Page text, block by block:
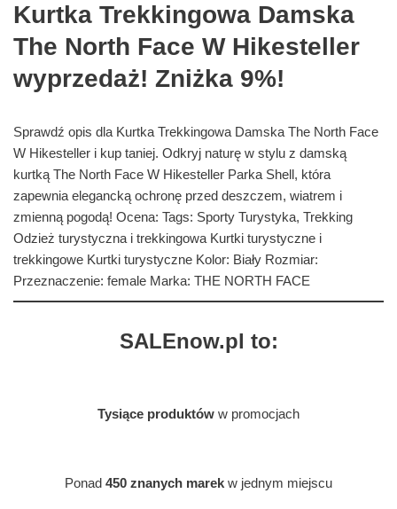
Kurtka Trekkingowa Damska
The North Face W Hikesteller
wyprzedaż! Zniżka 9%!
Sprawdź opis dla Kurtka Trekkingowa Damska The North Face
W Hikesteller i kup taniej. Odkryj naturę w stylu z damską
kurtką The North Face W Hikesteller Parka Shell, która
zapewnia elegancką ochronę przed deszczem, wiatrem i
zmienną pogodą! Ocena: Tags: Sporty Turystyka, Trekking
Odzież turystyczna i trekkingowa Kurtki turystyczne i
trekkingowe Kurtki turystyczne Kolor: Biały Rozmiar:
Przeznaczenie: female Marka: THE NORTH FACE
SALEnow.pl to:
Tysiące produktów w promocjach
Ponad 450 znanych marek w jednym miejscu